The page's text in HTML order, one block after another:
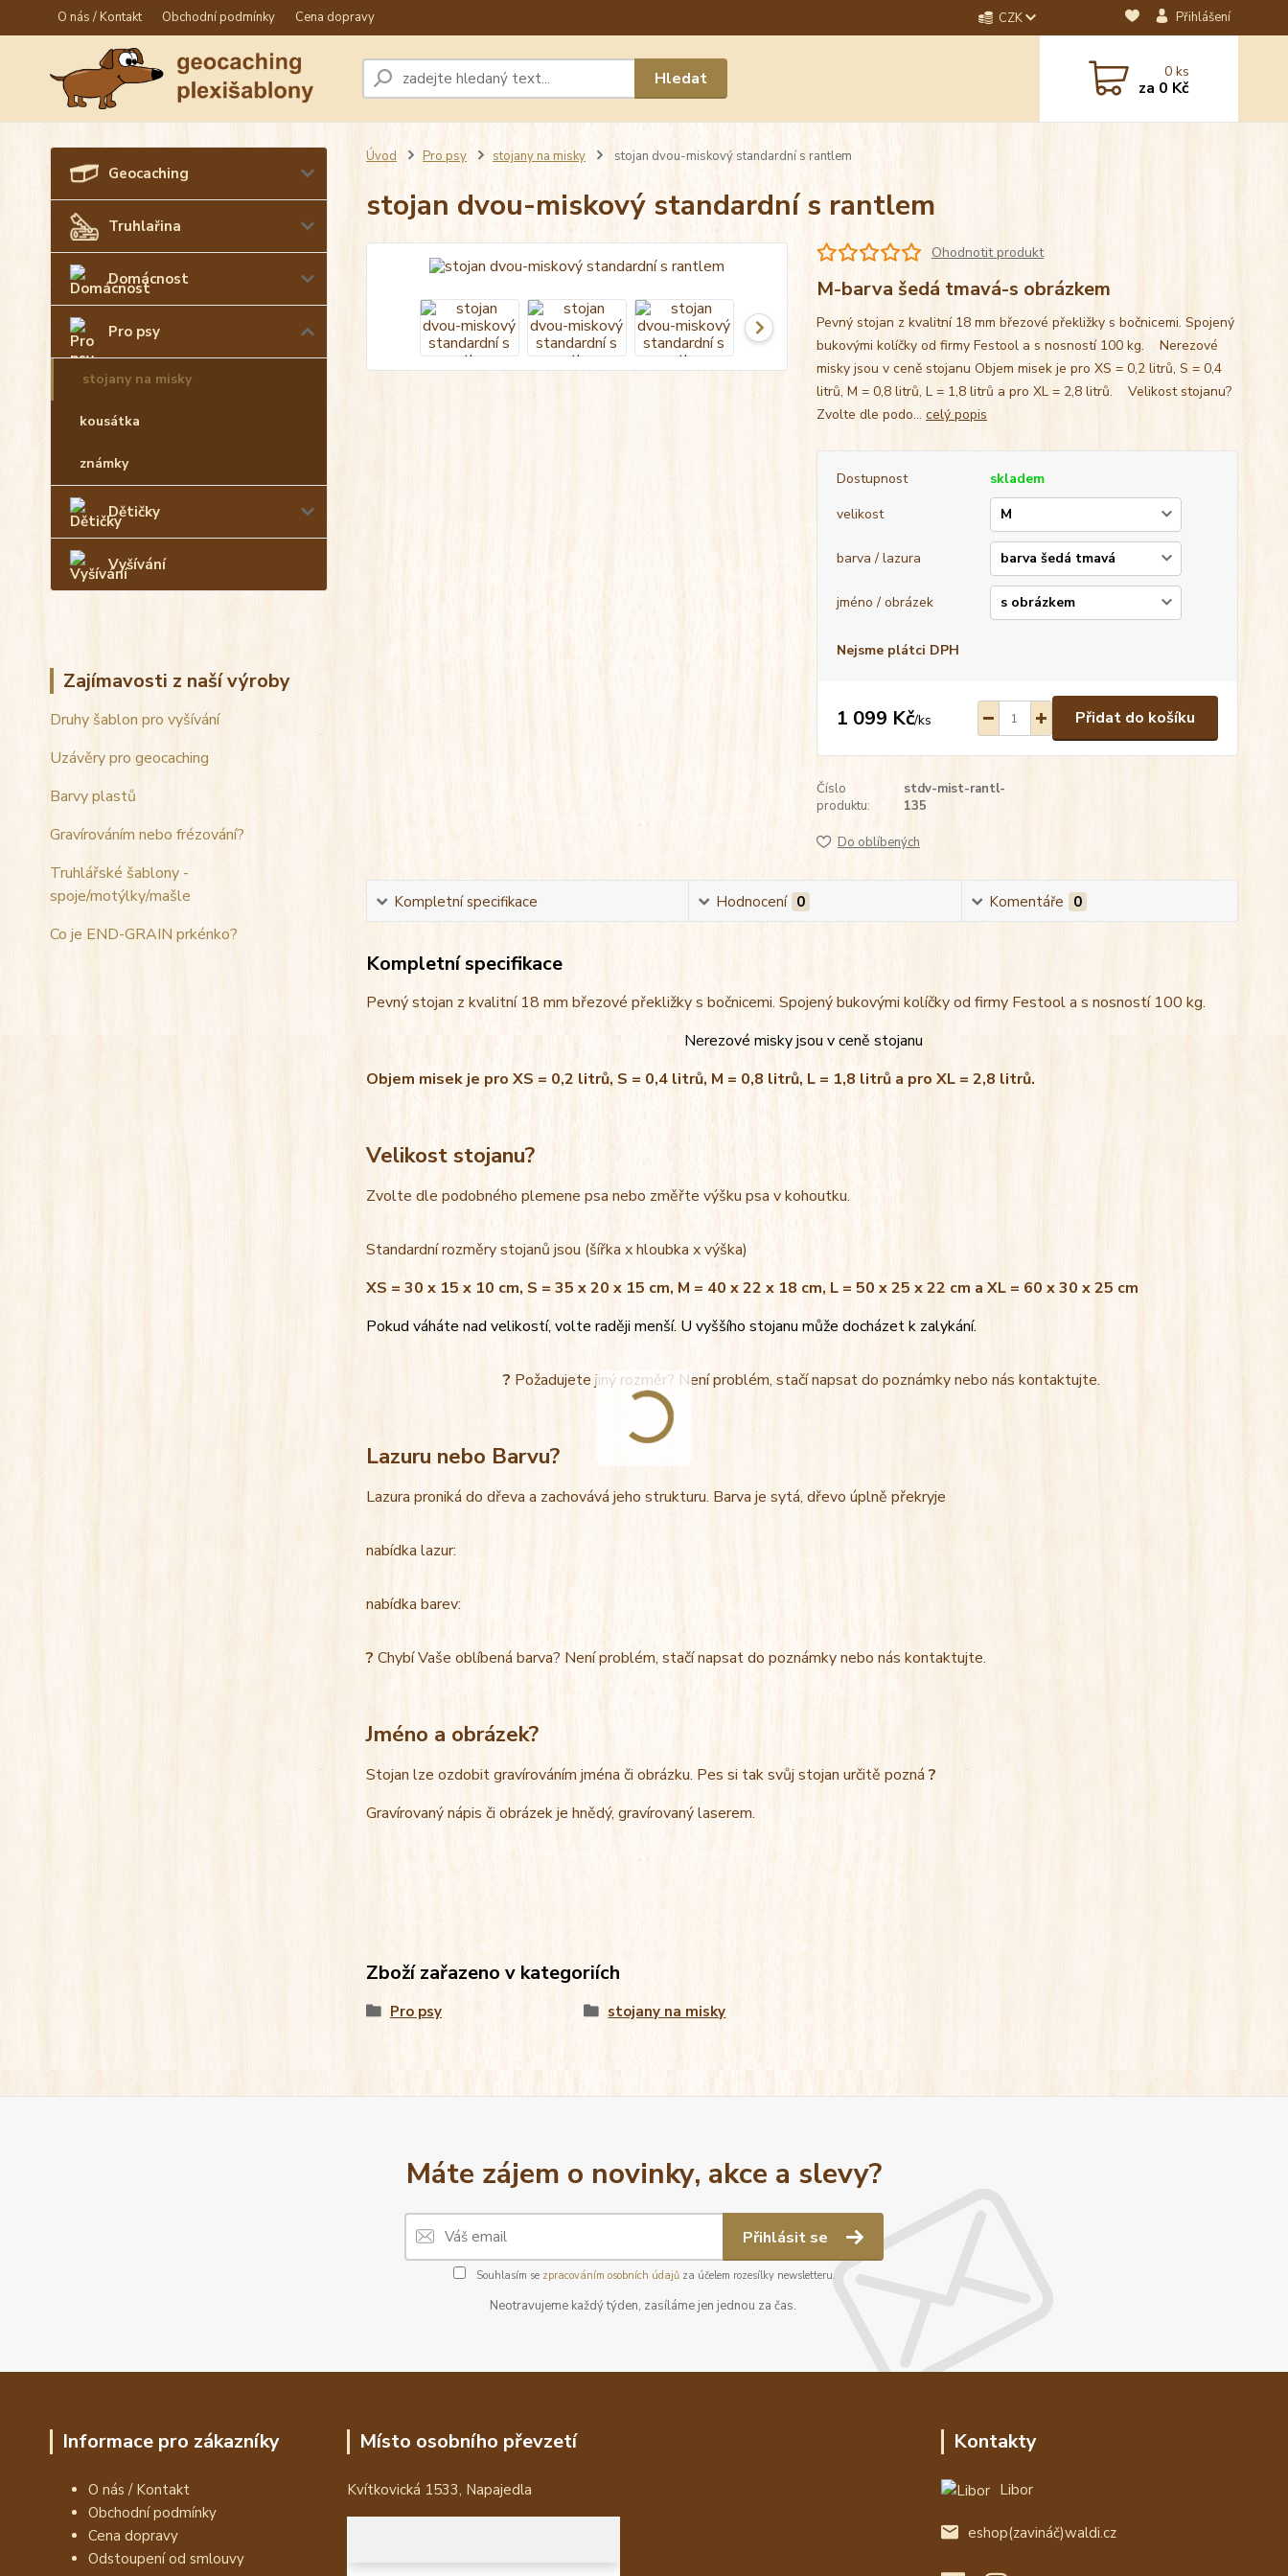
O nás / Kontakt Obchodní podmínky Cena dopravy CZK Přihlášení
Hledat 0ks
za 0 Kč
Geocaching
Truhlařina
Domácnost
Pro psy
stojany na misky
kousátka
známky
Dětičky
Vyšívání
Zajímavosti z naší výroby
Druhy šablon pro vyšívání
Uzávěry pro geocaching
Barvy plastů
Gravírováním nebo frézování?
Truhlářské šablony -
spoje/motýlky/mašle
Co je END-GRAIN prkénko?
Úvod Pro psy stojany na misky stojan dvou-miskový standardní s rantlem
stojan dvou-miskový standardní s rantlem
Ohodnotit produkt
M-barva šedá tmavá-s obrázkem
Pevný stojan z kvalitní 18 mm březové překližky s bočnicemi. Spojený
bukovými kolíčky od firmy Festool a s nosností 100 kg. Nerezové
misky jsou v ceně stojanu Objem misek je pro XS = 0,2 litrů, S = 0,4
litrů, M = 0,8 litrů, L = 1,8 litrů a pro XL = 2,8 litrů. Velikost stojanu?
Zvolte dle podo... celý popis
Dostupnost
skladem
velikost
barva / lazura
jméno / obrázek
Nejsme plátci DPH
1 099 Kč/ks Přidat do košíku
Číslo
produktu:
stdv-mist-rantl-
135
Do oblíbených
Kompletní specifikace Hodnocení 0 Komentáře 0
Kompletní specifikace
Pevný stojan z kvalitní 18 mm březové překližky s bočnicemi. Spojený bukovými kolíčky od firmy Festool a s nosností 100 kg.
Nerezové misky jsou v ceně stojanu
Objem misek je pro XS = 0,2 litrů, S = 0,4 litrů, M = 0,8 litrů, L = 1,8 litrů a pro XL = 2,8 litrů.
Velikost stojanu?
Zvolte dle podobného plemene psa nebo změřte výšku psa v kohoutku.
Standardní rozměry stojanů jsou (šířka x hloubka x výška)
XS = 30 x 15 x 10 cm, S = 35 x 20 x 15 cm, M = 40 x 22 x 18 cm, L = 50 x 25 x 22 cm a XL = 60 x 30 x 25 cm
Pokud váháte nad velikostí, volte raději menší. U vyššího stojanu může docházet k zalykání.
? Požadujete jiný rozměr? Není problém, stačí napsat do poznámky nebo nás kontaktujte.
Lazuru nebo Barvu?
Lazura proniká do dřeva a zachovává jeho strukturu. Barva je sytá, dřevo úplně překryje
nabídka lazur:
nabídka barev:
? Chybí Vaše oblíbená barva? Není problém, stačí napsat do poznámky nebo nás kontaktujte.
Jméno a obrázek?
Stojan lze ozdobit gravírováním jména či obrázku. Pes si tak svůj stojan určitě pozná?
Gravírovaný nápis či obrázek je hnědý, gravírovaný laserem.
Zboží zařazeno v kategoriích
Pro psy stojany na misky
Máte zájem o novinky, akce a slevy?
Přihlásit se
Souhlasím se zpracováním osobních údajůza účelem rozesílky newsletteru.
Neotravujeme každý týden, zasíláme jen jednou za čas.
Informace pro zákazníky
O nás / Kontakt
Obchodní podmínky
Cena dopravy
Odstoupení od smlouvy
Místo osobního převzetí
Kvítkovická 1533, Napajedla
Kontakty
Libor
eshop(zavináč)waldi.cz